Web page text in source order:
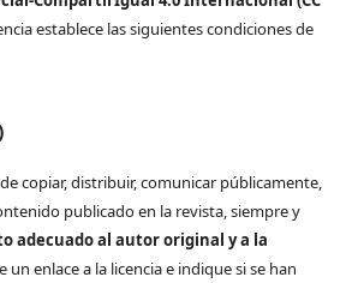
establece las siguientes condiciones de
copiar, distribuir, comunicar públicamente,
publicado en la revista, siempre y
adecuado al autor original y a la
un enlace a la licencia e indique si se han